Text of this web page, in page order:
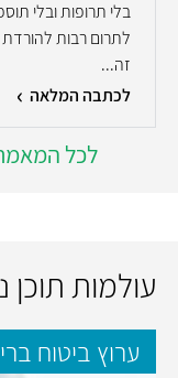
בלי תרופות ובלי
זה...
לכתבה המלאה
לכל
עולמות תוכן
ערוץ ביטוח